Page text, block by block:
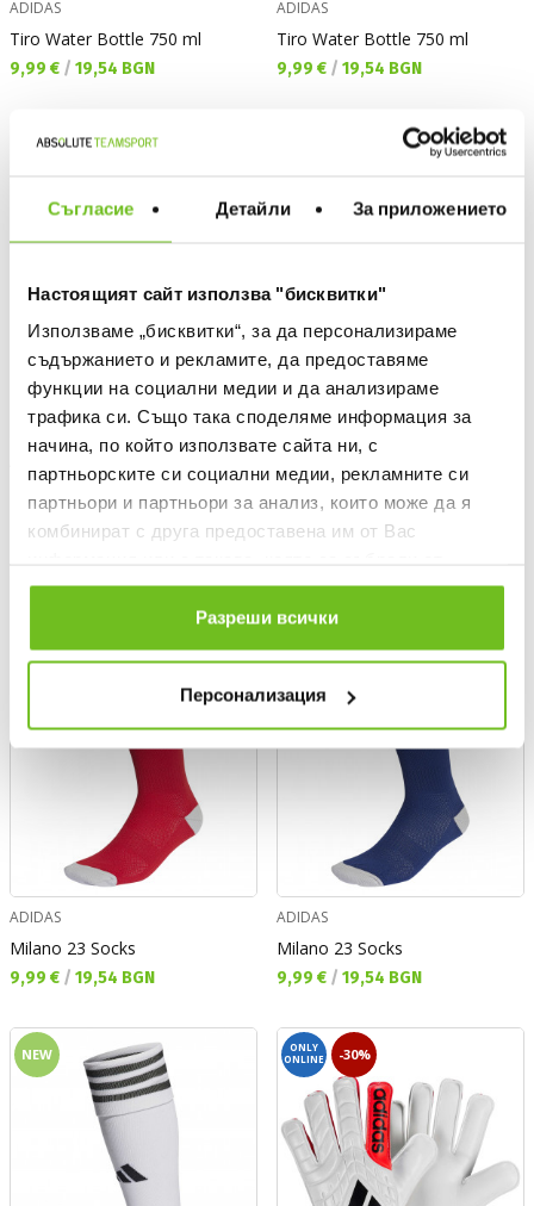
Съгласие Детайли За приложението
Настоящият сайт използва "бисквитки"
Използваме „бисквитки“, за да персонализираме
съдържанието и рекламите, да предоставяме
функции на социални медии и да анализираме
трафика си. Също така споделяме информация за
начина, по който използвате сайта ни, с
партньорските си социални медии, рекламните си
партньори и партньори за анализ, които може да я
комбинират с друга предоставена им от Вас
ползването от Ваша страна на услугите им.
Разреши всички
Персонализация
ADIDAS
Tiro Water Bottle 750 ml
Текуща цена:
9,99 € / 19,54 BGN
ADIDAS
Tiro Water Bottle 750 ml
Текуща цена:
9,99 € / 19,54 BGN
NEW
Текуща цена:
9,99 €/ 19,54 BGN
ADIDAS
Milano 23 Socks
Текуща цена:
9,99 € / 19,54 BGN
ADIDAS
Milano 23 Socks
Текуща цена:
9,99 € / 19,54 BGN
NEW
ONLY
ONLINE
-30%